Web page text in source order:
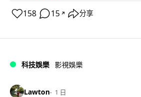
158 15 ↗ 分享
科技娛樂 影視娛樂
Lawton 1 日